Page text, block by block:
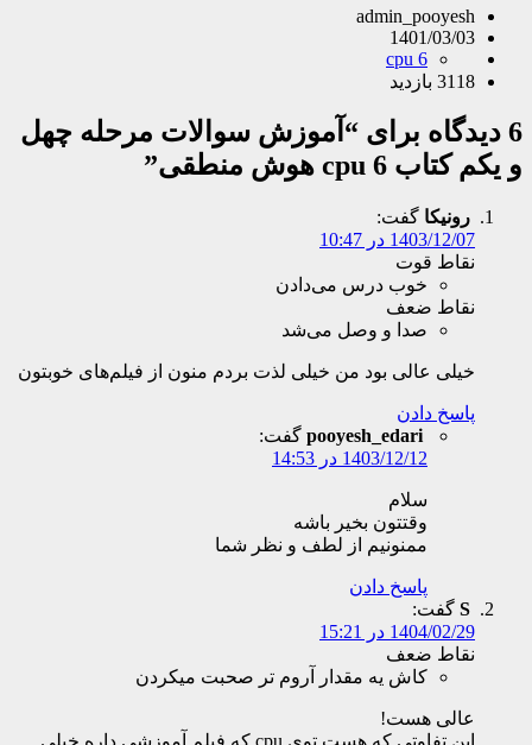
admin_pooyesh
1401/03/03
cpu 6
3118 بازدید
6 دیدگاه برای “آموزش سوالات مرحله چهل
و یکم کتاب cpu 6 هوش منطقی”
رونیکا گفت:
1403/12/07 در 10:47
نقاط قوت
خوب درس می‌دادن
نقاط ضعف
صدا و وصل می‌شد
خیلی عالی بود من خیلی لذت بردم منون از فیلم‌های خوبتون
پاسخ دادن
pooyesh_edari گفت:
1403/12/12 در 14:53
سلام
وقتتون بخیر باشه
ممنونیم از لطف و نظر شما
پاسخ دادن
S گفت:
1404/02/29 در 15:21
نقاط ضعف
کاش یه مقدار آروم تر صحبت میکردن
عالی هست!